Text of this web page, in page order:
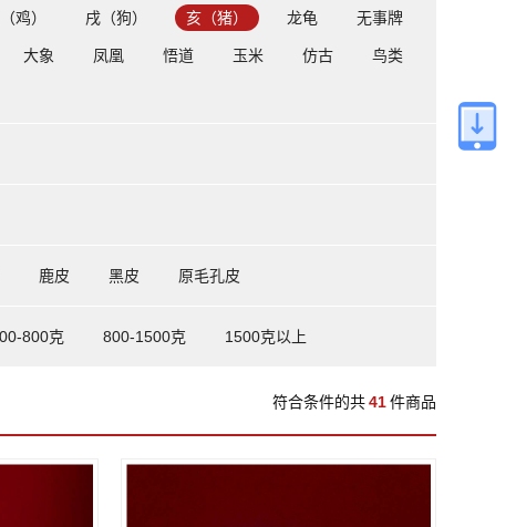
鸡） 戌（狗） 亥（猪） 龙龟 无事牌
大象 凤凰 悟道 玉米 仿古 鸟类
鹿皮 黑皮 原毛孔皮
800克 800-1500克 1500克以上
符合条件的共41件商品